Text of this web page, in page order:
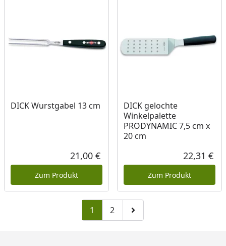
DICK Wurstgabel 13 cm
Aktueller Preis
21,00 €
Zum Produkt
DICK gelochte
Winkelpalette
PRODYNAMIC 7,5 cm x
20 cm
22,31 €
Zum Produkt
1 Zu Seite 2
2 Zur nächsten Seite